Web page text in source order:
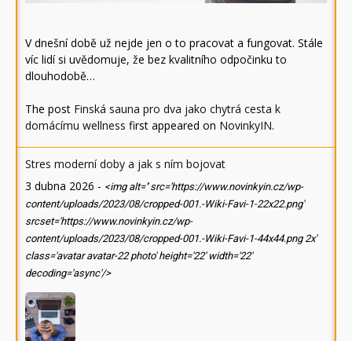
V dnešní době už nejde jen o to pracovat a fungovat. Stále
víc lidí si uvědomuje, že bez kvalitního odpočinku to
dlouhodobě…
The post Finská sauna pro dva jako chytrá cesta k
domácímu wellness first appeared on NovinkyIN.
Stres moderní doby a jak s ním bojovat
3 dubna 2026 - <img alt='' src='https://www.novinkyin.cz/wp-
content/uploads/2023/08/cropped-001.-Wiki-Favi-1-22x22.png'
srcset='https://www.novinkyin.cz/wp-
content/uploads/2023/08/cropped-001.-Wiki-Favi-1-44x44.png 2x'
class='avatar avatar-22 photo' height='22' width='22'
decoding='async'/>